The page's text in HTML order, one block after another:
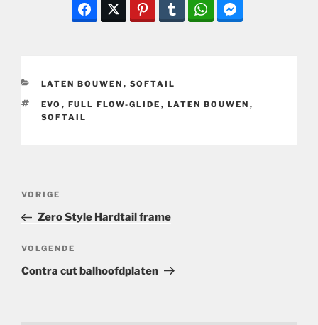
CATEGORIEËN
LATEN BOUWEN , SOFTAIL
TAGS
EVO , FULL FLOW-GLIDE , LATEN BOUWEN ,
SOFTAIL
Bericht
Vorig
bericht
VORIGE
Zero Style Hardtail frame
Volgend
bericht
VOLGENDE
Contra cut balhoofdplaten